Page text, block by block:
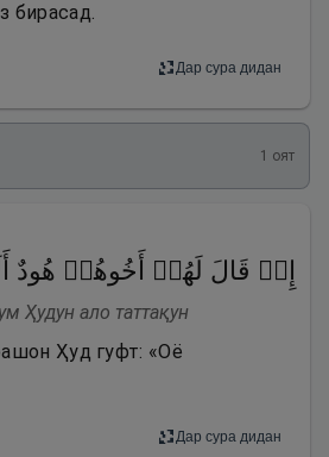
бирасад.
Дар сура дидан
1 оят
إِذۡ قَالَ لَهُمۡ أَخُوهُمۡ هُودٌ
Ҳудун ало таттақун
Ҳуд гуфт: «Оё
Дар сура дидан